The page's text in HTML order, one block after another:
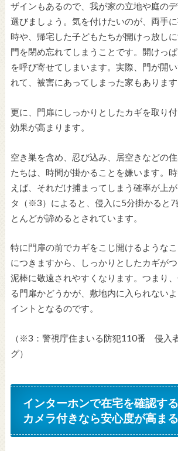
ザインもあるので、我が家の立地や庭の
選びましょう。気を付けたいのが、両手
時や、帰宅した子どもたちが開けっ放し
門を閉め忘れてしまうことです。開けっ
を呼び寄せてしまいます。実際、門が開
れて、被害にあってしまった家もあります
更に、門扉にしっかりとしたカギを取り
効果が高まります。
空き巣を含め、忍び込み、居空きなどの
たちは、時間が掛かることを嫌います。
えば、それだけ捕まってしまう確率が上
タ（※3）によると、侵入に5分掛かると7
とんどが諦めるとされています。
特に門扉の前でカギをこじ開けるような
につきますから、しっかりとしたカギが
泥棒に敬遠されやすくなります。つまり
る門扉かどうかが、敷地内に入られない
イントとなるのです。
（※3：警視庁住まいる防犯110番 侵入
グ）
インターホンで在宅を確認する
カメラ付きなら安心度が高まる